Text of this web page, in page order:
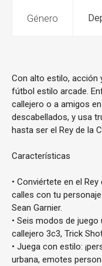
Género
Con alto estilo, acción
fútbol estilo arcade.
callejero o a amigos
descabellados, y usa
hasta ser el Rey de la
Características
• Conviértete en el
calles con tu
Sean Garnier.
• Seis modos de
callejero 3c3, Trick
• Juega con estilo:
urbana, emotes